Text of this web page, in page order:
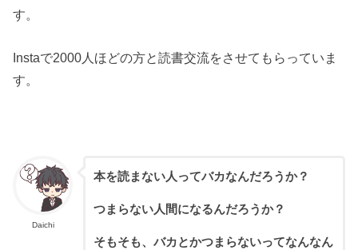
す。
Instaで2000人ほどの方と読書交流をさせてもらっていま
す。
Daichi
本を読まない人ってバカなんだろうか？
つまらない人間になるんだろうか？
そもそも、バカとかつまらないってなんなん